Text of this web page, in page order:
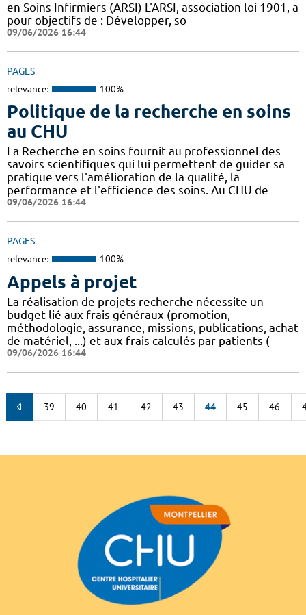
en Soins Infirmiers (ARSI) L'ARSI, association loi 1901, a
pour objectifs de : Développer, so
09/06/2026 16:44
PAGES
relevance: 100%
Politique de la recherche en soins
au CHU
La Recherche en soins fournit au professionnel des
savoirs scientifiques qui lui permettent de guider sa
pratique vers l'amélioration de la qualité, la
performance et l'efficience des soins. Au CHU de
09/06/2026 16:44
PAGES
relevance: 100%
Appels à projet
La réalisation de projets recherche nécessite un
budget lié aux frais généraux (promotion,
méthodologie, assurance, missions, publications, achat
de matériel, ...) et aux frais calculés par patients (
09/06/2026 16:44
39 40 41 42 43 44 45 46